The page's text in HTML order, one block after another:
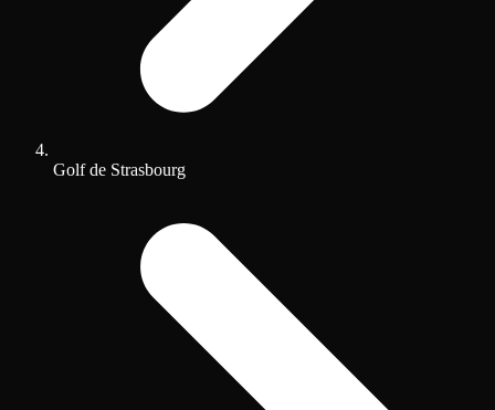
Golf de Strasbourg